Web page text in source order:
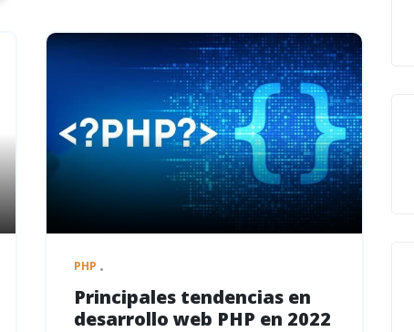
PHP
Principales tendencias en
desarrollo web PHP en 2022